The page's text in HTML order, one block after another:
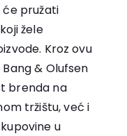
pružati
žele
Kroz ovu
& Olufsen
brenda na
tržištu, već i
u